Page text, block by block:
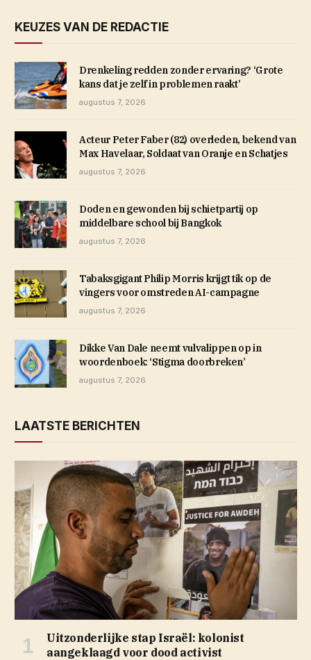
KEUZES VAN DE REDACTIE
Drenkeling redden zonder ervaring? ‘Grote
kans dat je zelf in problemen raakt’
augustus 7, 2026
Acteur Peter Faber (82) overleden, bekend van
Max Havelaar, Soldaat van Oranje en Schatjes
augustus 7, 2026
Doden en gewonden bij schietpartij op
middelbare school bij Bangkok
augustus 7, 2026
Tabaksgigant Philip Morris krijgt tik op de
vingers voor omstreden AI-campagne
augustus 7, 2026
Dikke Van Dale neemt vulvalippen op in
woordenboek: ‘Stigma doorbreken’
augustus 7, 2026
LAATSTE BERICHTEN
Uitzonderlijke stap Israël: kolonist
aangeklaagd voor dood activist